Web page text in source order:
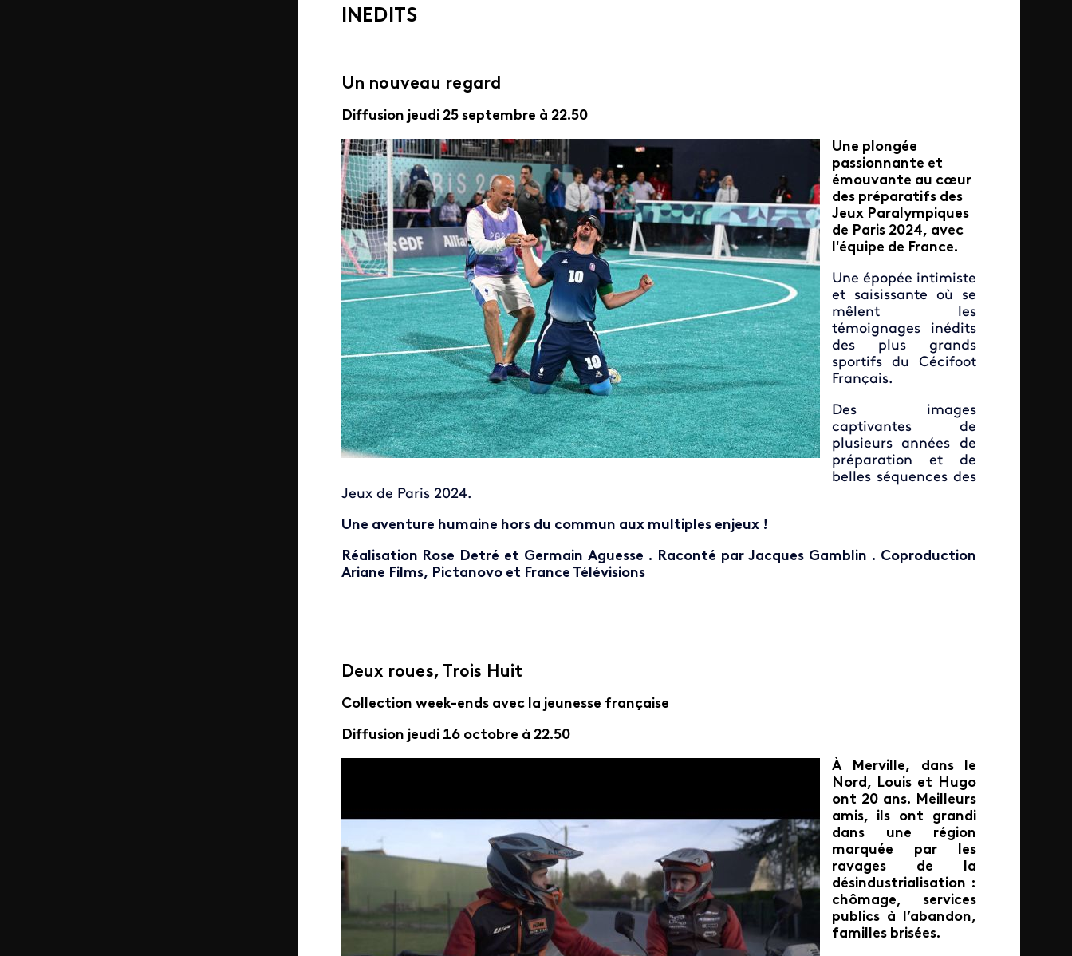
INEDITS
Un nouveau regard
Diffusion jeudi 25 septembre à 22.50
Une plongée
passionnante et
émouvante au cœur
des préparatifs des
Jeux Paralympiques
de Paris 2024, avec
l'équipe de France.
Une épopée intimiste
et saisissante où se
mêlent les
témoignages inédits
des plus grands
sportifs du Cécifoot
Français.
Des images
captivantes de
plusieurs années de
préparation et de
belles séquences des
Jeux de Paris 2024.
Une aventure humaine hors du commun aux multiples enjeux !
Réalisation Rose Detré et Germain Aguesse . Raconté par Jacques Gamblin . Coproduction
Ariane Films, Pictanovo et France Télévisions
Deux roues, Trois Huit
Collection week-ends avec la jeunesse française
Diffusion jeudi 16 octobre à 22.50
À Merville, dans le
Nord, Louis et Hugo
ont 20 ans. Meilleurs
amis, ils ont grandi
dans une région
marquée par les
ravages de la
désindustrialisation :
chômage, services
publics à l’abandon,
familles brisées.